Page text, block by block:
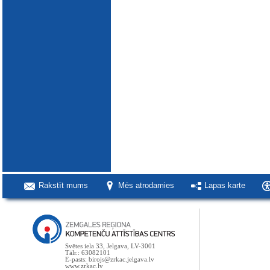
Rakstīt mums Mēs atrodamies Lapas karte
Svētes iela 33, Jelgava, LV-3001
Tālr.: 63082101
E-pasts: birojs@zrkac.jelgava.lv
www.zrkac.lv